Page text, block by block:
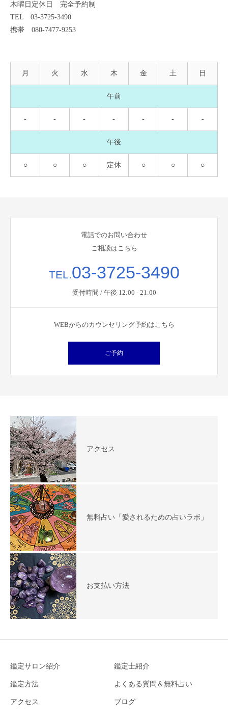
木曜日定休日 完全予約制
TEL 03-3725-3490
携帯 080-7477-9253
月 火 水 木 金 土 日
午前
- - - - - - -
午後
○ ○ ○ 定休 ○ ○ ○
電話でのお問い合わせ
ご相談はこちら
TEL.03-3725-3490
受付時間 / 午後 12:00 - 21:00
WEBからのカウンセリング予約はこちら
ご予約
アクセス
無料占い「愛されるための占いラボ」
お支払い方法
鑑定サロン紹介 鑑定士紹介
鑑定方法 よくある質問＆無料占い
アクセス ブログ